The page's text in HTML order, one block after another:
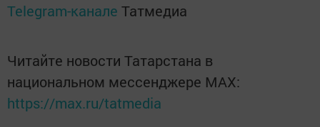
Telegram-канале Татмедиа
Читайте новости Татарстана в
национальном мессенджере MАХ:
https://max.ru/tatmedia